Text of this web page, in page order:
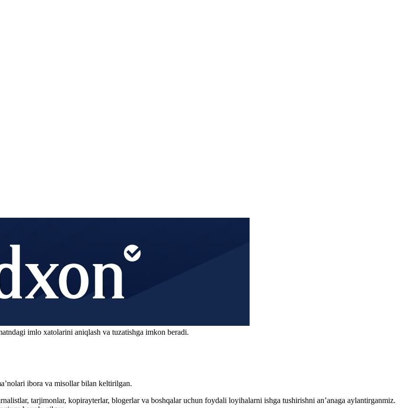
imlo xatolarini aniqlash va tuzatishga imkon beradi.
ibora va misollar bilan keltirilgan.
tarjimonlar, kopirayterlar, blogerlar va boshqalar uchun foydali loyihalarni ishga tushirishni an’anaga aylantirganmiz.